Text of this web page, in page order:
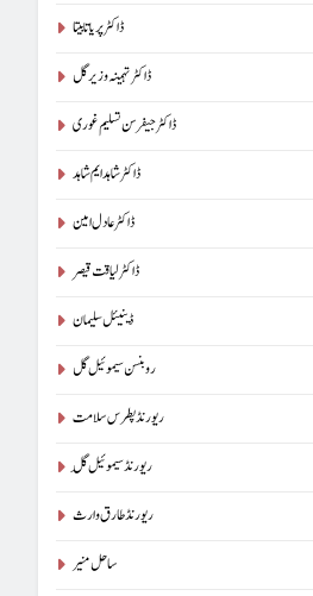
ڈاکٹر پریا تابیتا
ڈاکٹر تہمینہ وزیر گل
ڈاکٹر جیفرسن تسلیم غوری
ڈاکٹر شاہد ایم شاہد
ڈاکٹر عادل امین
ڈاکٹر لیاقت قیصر
ڈینیئل سلیمان
روبنسن سیموئیل گل
ریورنڈ پطرس سلامت
ریورنڈ سیموئیل گِل
ریورنڈ طارق وارث
ساحل منیر